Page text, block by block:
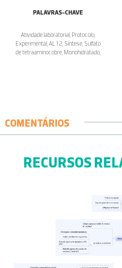
PALAVRAS-CHAVE
Atividade laboratorial, Protocolo,
Experimental, AL 1.2, Síntese, Sulfato
de tetraaminocobre, Monohidratado,
COMENTÁRIOS
RECURSOS